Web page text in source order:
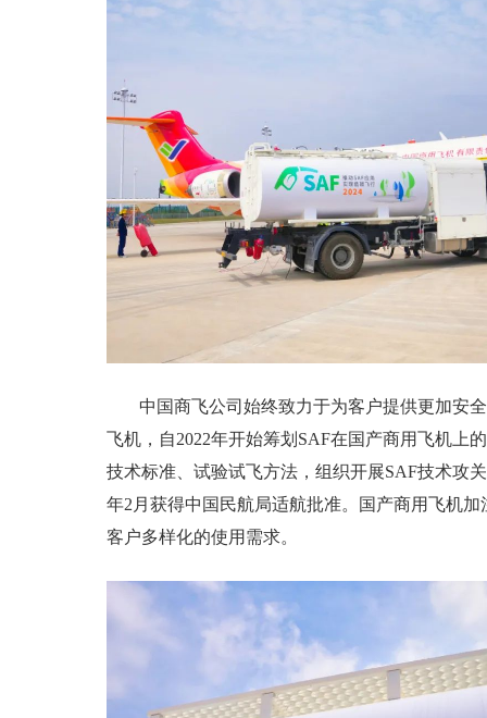
中国商飞公司始终致力于为客户提供更加安
飞机，自2022年开始筹划SAF在国产商用飞机上
技术标准、试验试飞方法，组织开展SAF技术攻
年2月获得中国民航局适航批准。国产商用飞机
客户多样化的使用需求。